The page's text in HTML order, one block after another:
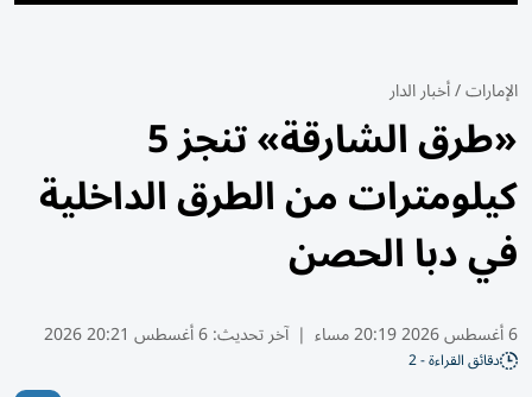
الإمارات/أخبار الدار
«طرق الشارقة» تنجز 5
كيلومترات من الطرق الداخلية
في دبا الحصن
6 أغسطس 2026 20:19 مساء | آخر تحديث:6 أغسطس 20:21 2026
دقائق القراءة - 2